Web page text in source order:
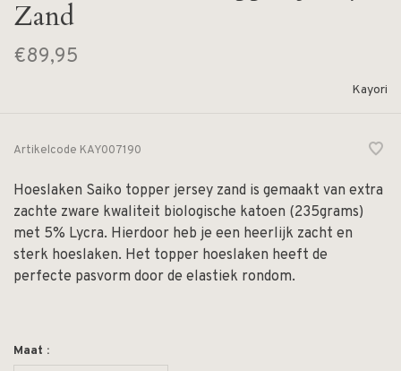
Zand
€89,95
Kayori
Artikelcode KAY007190
Hoeslaken Saiko topper jersey zand is gemaakt van extra
zachte zware kwaliteit biologische katoen (235grams)
met 5% Lycra. Hierdoor heb je een heerlijk zacht en
sterk hoeslaken. Het topper hoeslaken heeft de
perfecte pasvorm door de elastiek rondom.
Maat :